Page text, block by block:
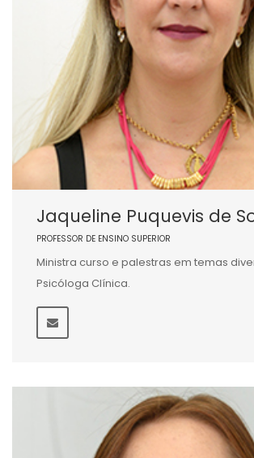
Jaqueline Puquevis de
PROFESSOR DE ENSINO SUPERIOR
Ministra curso e palestras em temas
Psicóloga Clínica.